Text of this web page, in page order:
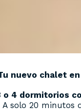
nuevo chalet
o 4 dormitorios
solo 20